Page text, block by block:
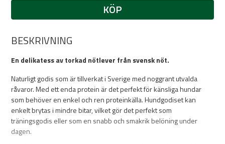
KÖP
BESKRIVNING
En delikatess av torkad nötlever från svensk nöt.
Naturligt godis som är tillverkat i Sverige med noggrant utvalda
råvaror. Med ett enda protein är det perfekt för känsliga hundar
som behöver en enkel och ren proteinkälla. Hundgodiset kan
enkelt brytas i mindre bitar, vilket gör det perfekt som
träningsgodis eller som en snabb och smakrik belöning under
dagen.